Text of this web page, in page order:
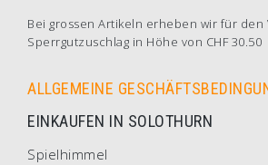
Bei grossen Artikeln erheben wir für den
Sperrgutzuschlag in Höhe von CHF 30.50
ALLGEMEINE
EINKAUFEN IN SOLOTHURN
Spielhimmel